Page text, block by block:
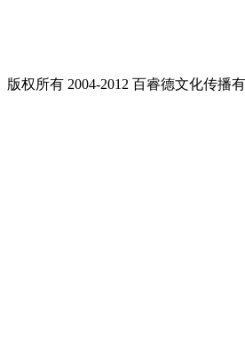
版权所有 2004-2012 百睿德文化传播